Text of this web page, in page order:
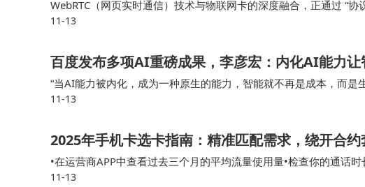
WebRTC（网页实时通信）技术与物联网卡的深度融合，正通过 “
文基于行业实践，解析 WebRTC 技术原理、物联网卡协同路径及场
11-13
百度发布多项AI重磅成果，李彦宏：内化AI能力
“当AI能力被内化，成为一种原生的能力，智能就不再是成本，而
人李彦宏演讲时表示，更应关心如何让AI跟每一项任务有机结合，“
11-13
2025年手机卡选卡指南：精准匹配需求，绕开合
•在运营商APP中查看过去三个月的平均流量使用量•检查你的通话
和定向流量的需求）有了这些数据，你就能更准确地判断自己需要
11-13